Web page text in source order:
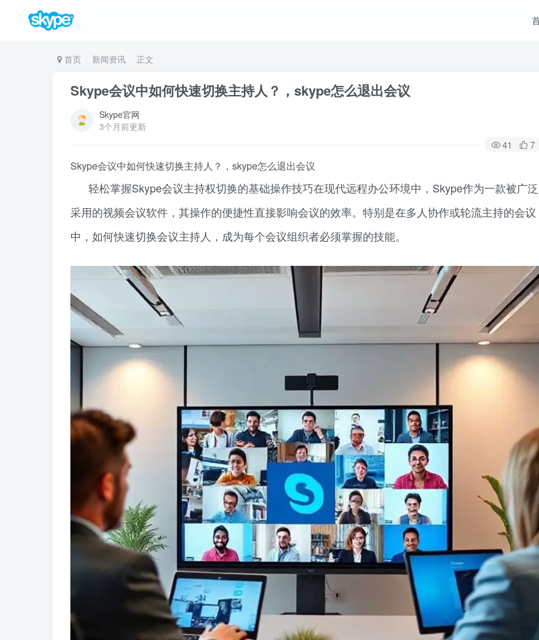
首页 新闻资讯 正文
Skype会议中如何快速切换主持人？，skype怎么退出会议
Skype官网
3个月前更新
41 7
Skype会议中如何快速切换主持人？，skype怎么退出会议
轻松掌握Skype会议主持权切换的基础操作技巧在现代远程办公环境中，Skype作为一款被广泛
采用的视频会议软件，其操作的便捷性直接影响会议的效率。特别是在多人协作或轮流主持的会议
中，如何快速切换会议主持人，成为每个会议组织者必须掌握的技能。